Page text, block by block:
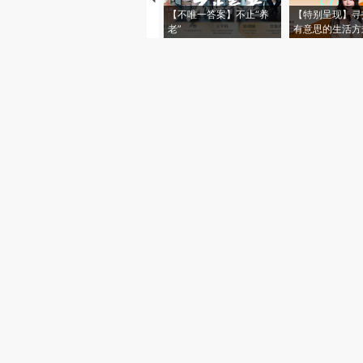
【不唯一答案】不止“养
老”
【特别呈现】
有意思的生活方